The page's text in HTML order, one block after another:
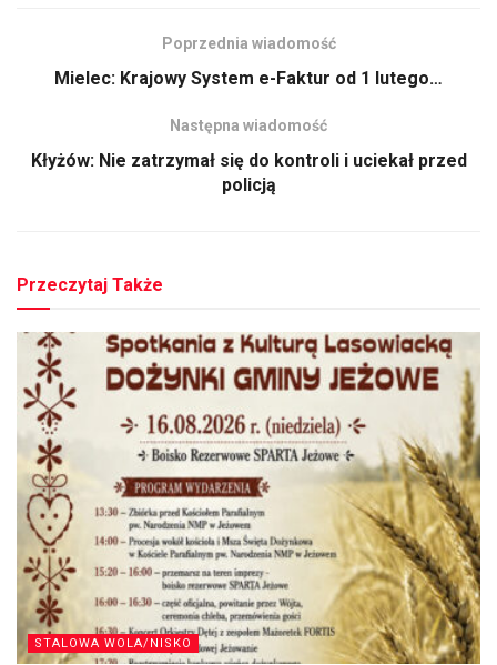
Poprzednia wiadomość
Mielec: Krajowy System e-Faktur od 1 lutego…
Następna wiadomość
Kłyżów: Nie zatrzymał się do kontroli i uciekał przed
policją
Przeczytaj Także
STALOWA WOLA/NISKO